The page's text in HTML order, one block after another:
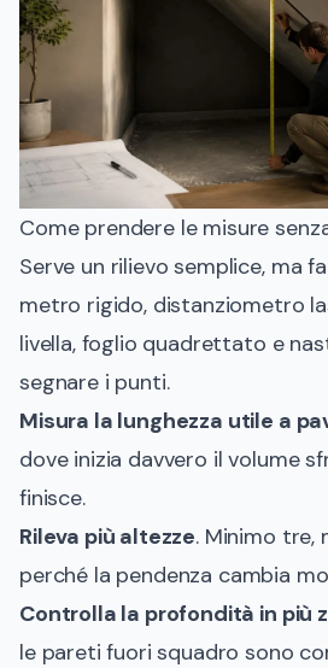
Come prendere le misure
Serve un rilievo semplice, ma
metro rigido, distanziometro
livella, foglio quadrettato e
segnare i punti.
Misura la lunghezza utile a
dove inizia davvero il volume
finisce.
Rileva più altezze. Minimo tre,
perché la pendenza cambia
Controlla la profondità in più
le pareti fuori squadro sono